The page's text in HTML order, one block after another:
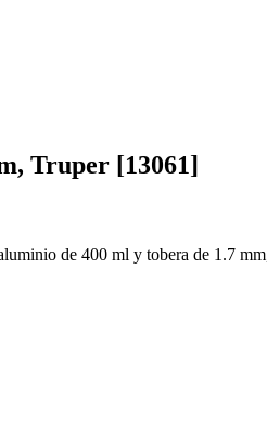
Truper [13061]
de 400 ml y tobera de 1.7